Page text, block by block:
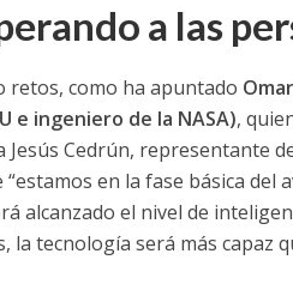
a las
retos, como ha apuntado
e ingeniero de la NASA),
Cedrún, representante
en la fase básica del
alcanzado el nivel de
tecnología será más capaz